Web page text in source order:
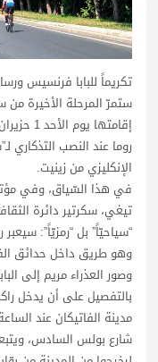
تكريماً للبابا فرنسيس
روما عند النصب التذكاري
الإنكليزي من زينيت.
في هذا السّياق، وفي
تيغي، سكرتير دائرة
“سياحيّاً” بل “رمزيّاً”:
وهو طريق داخل حدائق
وصور العذراء مريم إلى
بالتفصيل على أن يدخل
شارع بولس السادس،